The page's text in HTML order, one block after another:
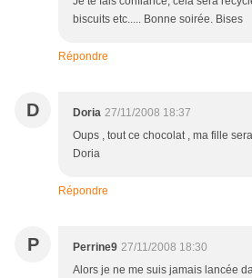
biscuits etc..... Bonne soirée. Bises
Répondre
D Doria 27/11/2008 18:37
Oups , tout ce chocolat , ma fille
Doria
Répondre
P Perrine9 27/11/2008 18:30
Alors je ne me suis jamais lancée